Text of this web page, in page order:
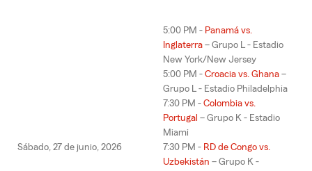
Sábado, 27 de junio, 2026
5:00 PM - Panamá vs.
Inglaterra – Grupo L - Estadio
New York/New Jersey
5:00 PM - Croacia vs. Ghana –
Grupo L - Estadio Philadelphia
7:30 PM - Colombia vs.
Portugal – Grupo K - Estadio
Miami
7:30 PM - RD de Congo vs.
Uzbekistán – Grupo K -